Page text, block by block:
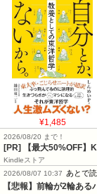
¥1,485
2026/08/20 まで！
[PR] 【最大50%OFF
Kindleストア
2026/08/07 10:37
あとで
【悲報】前輪が2輪ある